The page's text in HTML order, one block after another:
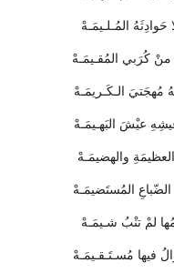
المُـلـيمَـهْ
منْ كُرَبي المُقـيمَـهْ
الـكَـريمَـهْ
عيْشَ البَهـيمَـهْ
والهضيمَـهْ
الضّباعِ المُستَضيمَـهْ
لمْ تنْبُ شـيمَـهْ
فيها مُسـتَـقـيمَـهْ